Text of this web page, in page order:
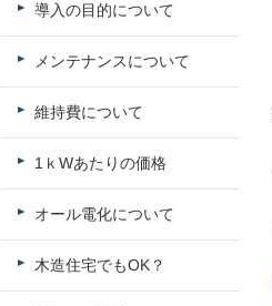
導入の目的について
メンテナンスについて
維持費について
1ｋWあたりの価格
オール電化について
木造住宅でもOK？